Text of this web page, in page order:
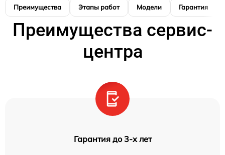
Преимущества Этапы работ Модели Гарантия
Преимущества сервис-
центра
Гарантия до 3-х лет